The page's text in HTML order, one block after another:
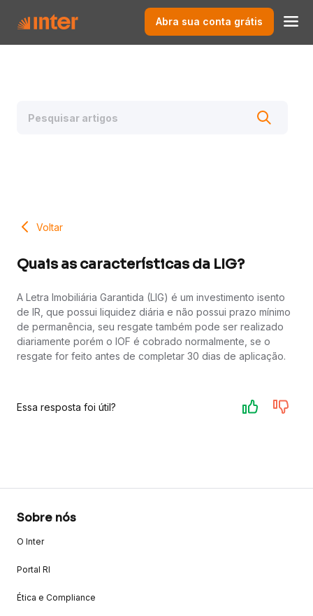
Abra sua conta grátis
Voltar
Quais as características da LIG?
A Letra Imobiliária Garantida (LIG) é um investimento isento
de IR, que possui liquidez diária e não possui prazo mínimo
de permanência, seu resgate também pode ser realizado
diariamente porém o IOF é cobrado normalmente, se o
resgate for feito antes de completar 30 dias de aplicação.
Essa resposta foi útil?
Sobre nós
O Inter
Portal RI
Ética e Compliance